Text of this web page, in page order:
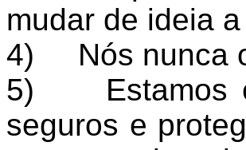
mudar de ideia
4) Nós nunca
5) Estamos
seguros e